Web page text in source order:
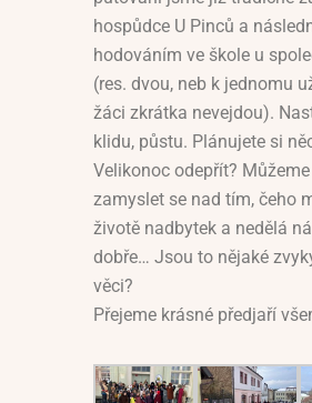
hospůdce U Pinců a
hodováním ve škole u
(res. dvou, neb k jednomu
žáci zkrátka nevejdou).
klidu, půstu. Plánujete si
Velikonoc odepřít?
zamyslet se nad tím, čeho
životě nadbytek a nedělá
dobře… Jsou to nějaké
věci?
Přejeme krásné předjaří